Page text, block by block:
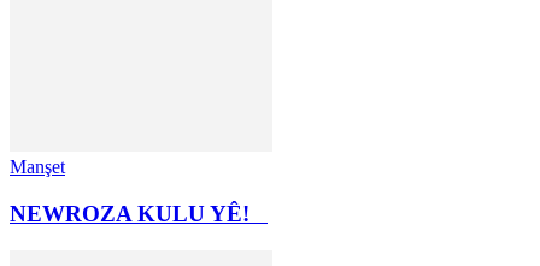
Manşet
NEWROZA KULU YÊ!